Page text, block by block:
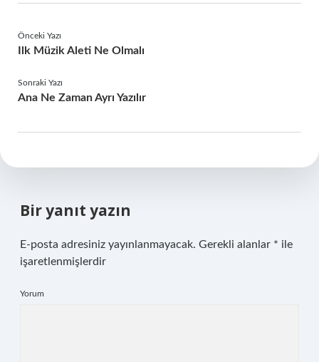
Önceki Yazı
Ilk Müzik Aleti Ne Olmalı
Sonraki Yazı
Ana Ne Zaman Ayrı Yazılır
Bir yanıt yazın
E-posta adresiniz yayınlanmayacak. Gerekli alanlar * ile
işaretlenmişlerdir
Yorum